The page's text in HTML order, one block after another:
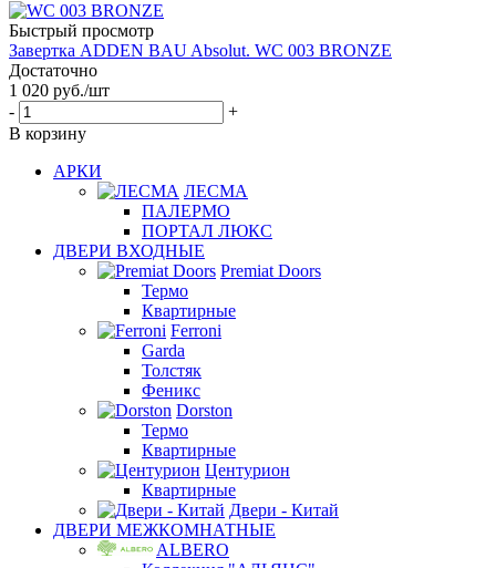
Быстрый просмотр
Завертка ADDEN BAU Absolut. WC 003 BRONZE
Достаточно
1 020 руб./шт
-
+
В корзину
АРКИ
ЛЕСМА
ПАЛЕРМО
ПОРТАЛ ЛЮКС
ДВЕРИ ВХОДНЫЕ
Premiat Doors
Термо
Квартирные
Ferroni
Garda
Толстяк
Феникс
Dorston
Термо
Квартирные
Центурион
Квартирные
Двери - Китай
ДВЕРИ МЕЖКОМНАТНЫЕ
ALBERO